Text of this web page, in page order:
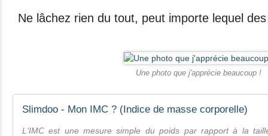
Ne lâchez rien du tout, peut importe lequel
Une photo que j'apprécie beaucoup !
Slimdoo - Mon IMC ? (Indice de masse corporelle)
L'IMC est une mesure simple du poids par rapport à la